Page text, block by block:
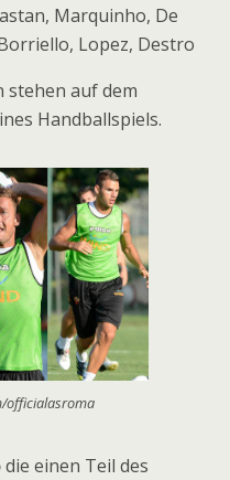
Marquinho, De
Lopez, Destro
stehen auf dem
Handballspiels.
officialasroma
die einen Teil des